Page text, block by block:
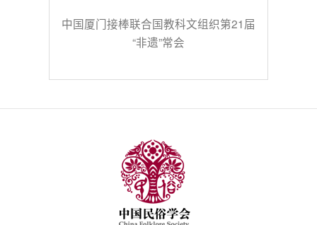
中国厦门接棒联合国教科文组织第21届
“非遗”常会